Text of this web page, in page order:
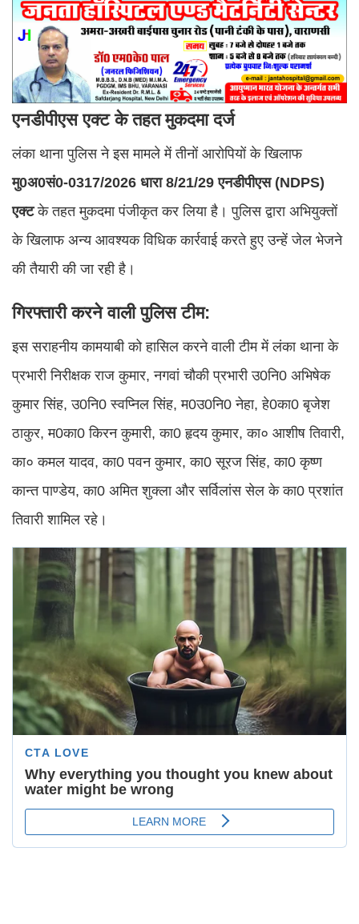
एनडीपीएस एक्ट के तहत मुकदमा दर्ज
लंका थाना पुलिस ने इस मामले में तीनों आरोपियों के खिलाफ
मु0अ0सं0-0317/2026 धारा 8/21/29 एनडीपीएस (NDPS)
एक्टके तहत मुकदमा पंजीकृत कर लिया है। पुलिस द्वारा अभियुक्तों
के खिलाफ अन्य आवश्यक विधिक कार्रवाई करते हुए उन्हें जेल भेजने
की तैयारी की जा रही है।
गिरफ्तारी करने वाली पुलिस टीम:
इस सराहनीय कामयाबी को हासिल करने वाली टीम में लंका थाना के
प्रभारी निरीक्षक राज कुमार, नगवां चौकी प्रभारी उ0नि0 अभिषेक
कुमार सिंह, उ0नि0 स्वप्निल सिंह, म0उ0नि0 नेहा, हे0का0 बृजेश
ठाकुर, म0का0 किरन कुमारी, का0 हृदय कुमार, का० आशीष तिवारी,
का० कमल यादव, का0 पवन कुमार, का0 सूरज सिंह, का0 कृष्ण
कान्त पाण्डेय, का0 अमित शुक्ला और सर्विलांस सेल के का0 प्रशांत
तिवारी शामिल रहे।